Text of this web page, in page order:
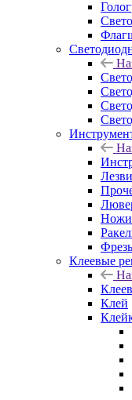
Ножи
Клеевые
Клей